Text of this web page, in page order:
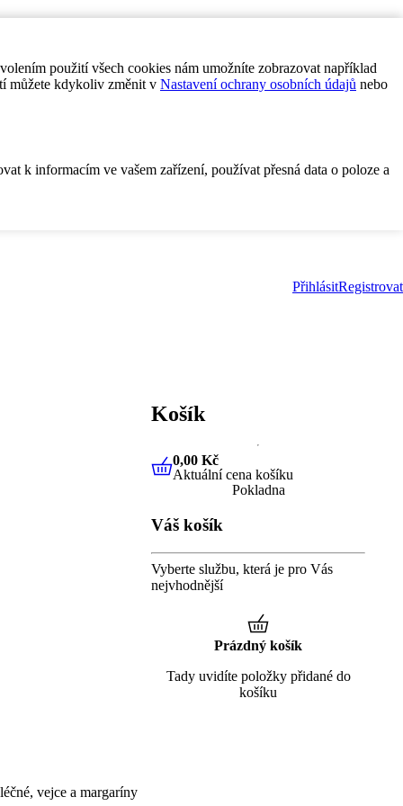
použití všech cookies nám umožníte zobrazovat například
můžete kdykoliv změnit v Nastavení ochrany osobních údajů nebo
k informacím ve vašem zařízení, používat přesná data o poloze a
PřihlásitRegistrovat
vejce a margaríny
Košík
0,00 KčAktuální cena košíku
0,00 Kč
Aktuální cena košíku
Pokladna
Váš košík
Vyberte službu, která je pro Vás
nejvhodnější
Prázdný košík
Tady uvidíte položky přidané do
košíku